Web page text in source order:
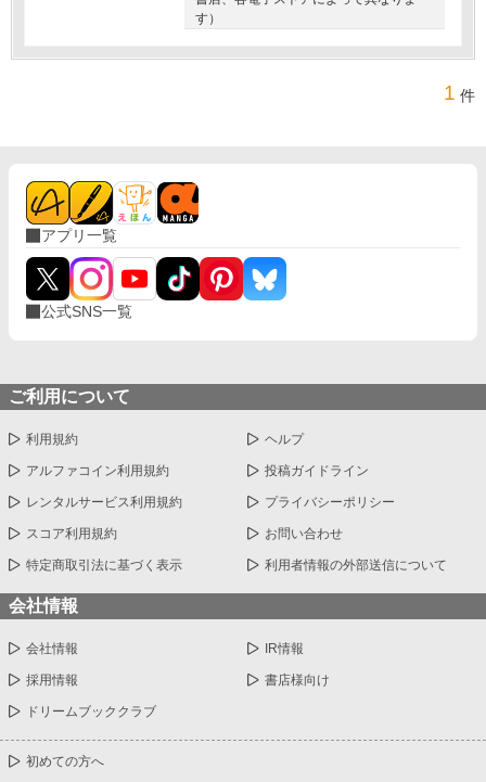
す）
1 件
アプリ一覧
公式SNS一覧
ご利用について
利用規約 ヘルプ
アルファコイン利用規約 投稿ガイドライン
レンタルサービス利用規約 プライバシーポリシー
スコア利用規約 お問い合わせ
特定商取引法に基づく表示 利用者情報の外部送信について
会社情報
会社情報 IR情報
採用情報 書店様向け
ドリームブッククラブ
初めての方へ